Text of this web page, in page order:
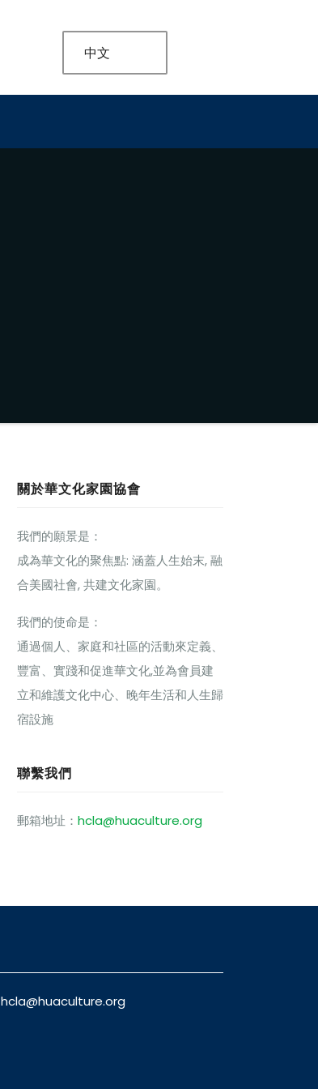
中文
關於華文化家園協會
我們的願景是：
成為華文化的聚焦點: 涵蓋人生始末, 融
合美國社會, 共建文化家園。
我們的使命是：
通過個人、家庭和社區的活動來定義、
豐富、實踐和促進華文化,並為會員建
立和維護文化中心、晚年生活和人生歸
宿設施
聯繫我們
郵箱地址： hcla@huaculture.org
hcla@huaculture.org